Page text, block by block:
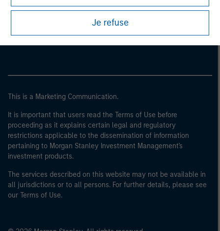
Je refuse
Morgan Stanley
Morgan Stanley Careers
This is a Marketing Communication.
It is important that users read the Terms of Use before
proceeding as it explains certain legal and regulatory
restrictions applicable to the dissemination of information
pertaining to Morgan Stanley Investment Management's
investment products.
The services described on this website may not be available in
all jurisdictions or to all persons. For further details, please see
our Terms of Use.